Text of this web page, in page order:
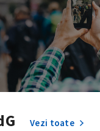
Vezi toate